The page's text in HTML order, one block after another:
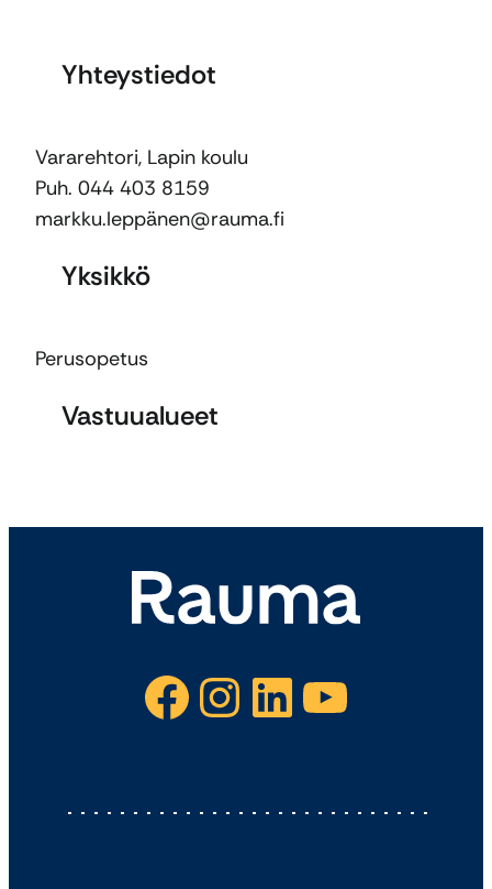
Yhteystiedot
Vararehtori, Lapin koulu
Puh. 044 403 8159
markku.leppänen@rauma.fi
Yksikkö
Perusopetus
Vastuualueet
Facebook Instagram LinkedIn YouTube